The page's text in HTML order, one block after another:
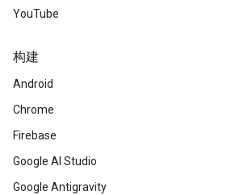
YouTube
构建
Android
Chrome
Firebase
Google AI Studio
Google Antigravity